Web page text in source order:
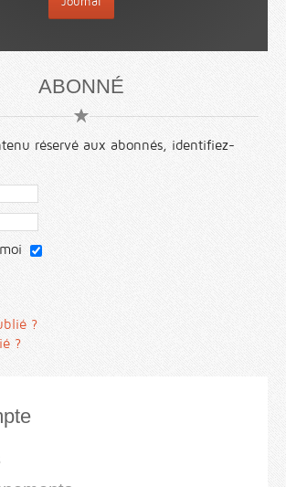
ABONNÉ
réservé aux abonnés, identifiez-
?
?